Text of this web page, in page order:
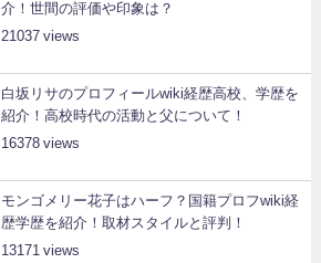
介！世間の評価や印象は？
21037
白坂リサのプロフィールwiki経歴高校、学歴を
紹介！高校時代の活動と父について！
16378
モンゴメリー花子はハーフ？国籍プロフwiki経
歴学歴を紹介！取材スタイルと評判！
13171